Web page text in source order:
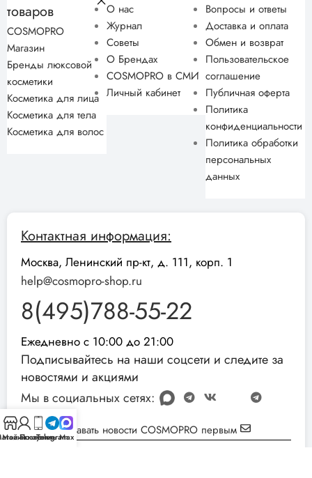
товаров
COSMOPRO
Магазин
Бренды люксовой
косметики
Косметика для лица
Косметика для тела
Косметика для волос
О нас
Журнал
Советы
О Брендах
COSMOPRO в СМИ
Личный кабинет
Вопросы и ответы
Доставка и оплата
Обмен и возврат
Пользовательское
соглашение
Публичная оферта
Политика
конфиденциальности
Политика обработки
персональных
данных
Контактная информация:
Москва, Ленинский пр-кт, д. 111, корп. 1
help@cosmopro-shop.ru
8(495)788-55-22
Ежедневно с 10:00 до 21:00
Подписывайтесь на наши соцсети и следите за
новостями и акциями
Мы в социальных сетях:
Узнавать новости COSMOPRO первым
Мой аккаунт
Позвонить
Telegram
Max